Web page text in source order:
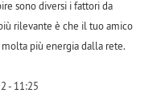
sono diversi i fattori da
rilevante è che il tuo amico
più energia dalla rete.
- 11:25